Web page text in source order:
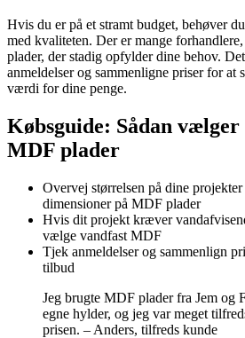
Hvis du er på et stramt budget, behøver
med kvaliteten. Der er mange
plader, der stadig opfylder dine behov.
anmeldelser og sammenligne priser for at
værdi for dine penge.
Købsguide: Sådan
MDF plader
Overvej størrelsen på dine
dimensioner på MDF plader
Hvis dit projekt kræver
vælge vandfast MDF
Tjek anmeldelser og sammenlign
tilbud
Jeg brugte MDF plader fra Jem og
egne hylder, og jeg var meget
prisen. – Anders, tilfreds kunde